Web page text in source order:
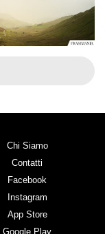
Chi Siamo
Contatti
Facebook
Instagram
App Store
Google Play